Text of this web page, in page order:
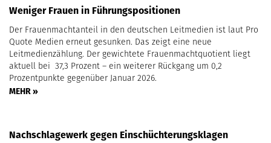
Weniger Frauen in Führungspositionen
Der Frauenmachtanteil in den deutschen Leitmedien ist laut Pro
Quote Medien erneut gesunken. Das zeigt eine neue
Leitmedienzählung. Der gewichtete Frauenmachtquotient liegt
aktuell bei 37,3 Prozent – ein weiterer Rückgang um 0,2
Prozentpunkte gegenüber Januar 2026.
MEHR »
Nachschlagewerk gegen Einschüchterungsklagen